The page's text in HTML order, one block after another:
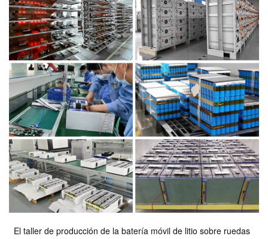
El taller de producción de la batería móvil de litio sobre ruedas